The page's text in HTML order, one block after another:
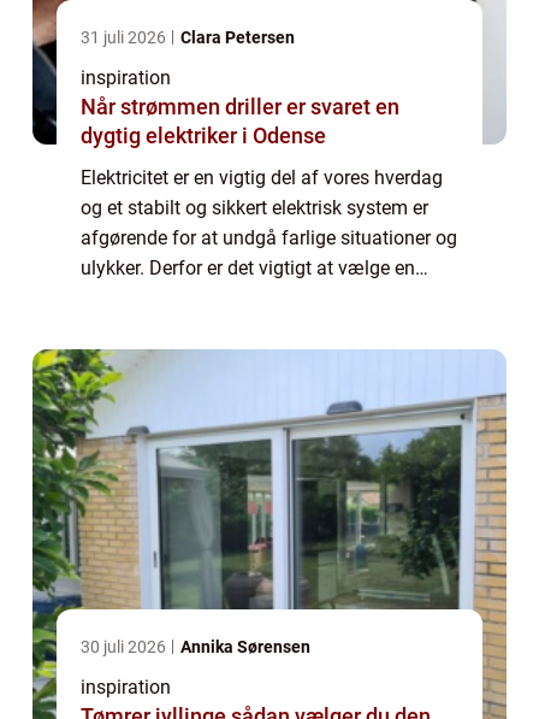
31 juli 2026 Clara Petersen
inspiration
Når strømmen driller er svaret en
dygtig elektriker i Odense
Elektricitet er en vigtig del af vores hverdag
og et stabilt og sikkert elektrisk system er
afgørende for at undgå farlige situationer og
ulykker. Derfor er det vigtigt at vælge en
30 juli 2026 Annika Sørensen
inspiration